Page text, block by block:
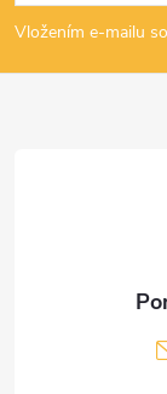
p
a
Vložením e-mailu